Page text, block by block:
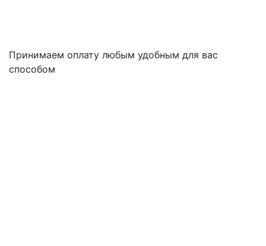
Принимаем оплату любым удобным для вас
способом